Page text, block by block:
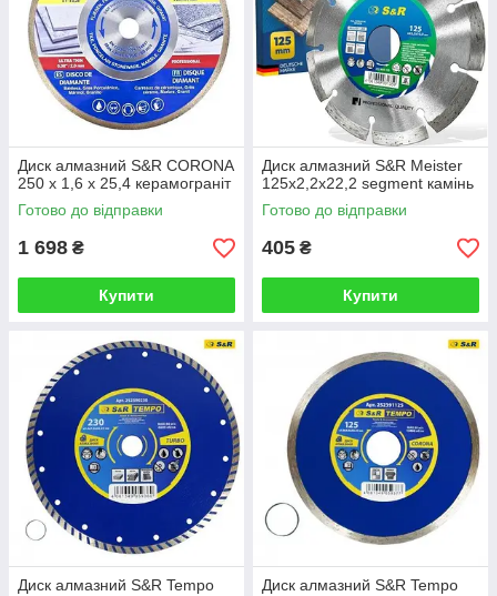
Диск алмазний S&R CORONA
250 x 1,6 х 25,4 керамограніт
Готово до відправки
1 698 ₴
Купити
Диск алмазний S&R Meister
125x2,2x22,2 segment камінь
Готово до відправки
405 ₴
Купити
Диск алмазний S&R Tempo
Диск алмазний S&R Tempo